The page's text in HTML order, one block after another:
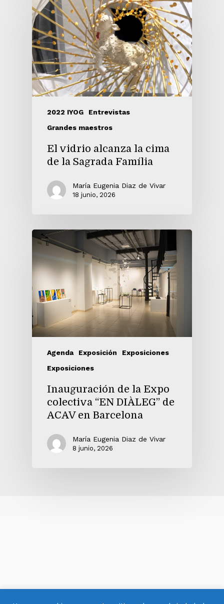
2022 IYOG
Entrevistas
Grandes maestros
El vidrio alcanza la cima
de la Sagrada Família
María Eugenia Diaz de Vivar
18 junio, 2026
Agenda Exposición
Exposiciones
Exposiciones
Inauguración de la Expo
colectiva “EN DIÀLEG” de
ACAV en Barcelona
María Eugenia Diaz de Vivar
8 junio, 2026